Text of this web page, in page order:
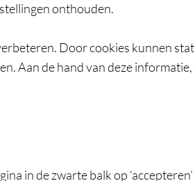
onthouden.
Door cookies kunnen
Aan de hand van deze
in de zwarte balk op